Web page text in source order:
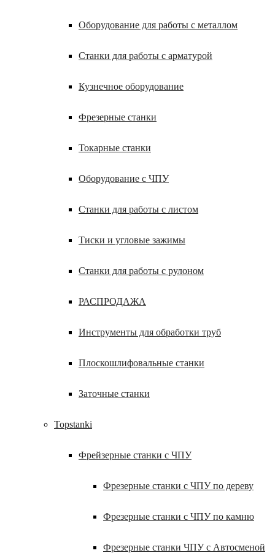
Оборудование для работы с металлом
Станки для работы с арматурой
Кузнечное оборудование
Фрезерные станки
Токарные станки
Оборудование с ЧПУ
Станки для работы с листом
Тиски и угловые зажимы
Станки для работы с рулоном
РАСПРОДАЖА
Инструменты для обработки труб
Плоскошлифовальные станки
Заточные станки
Topstanki
Фрейзерные станки с ЧПУ
Фрезерные станки с ЧПУ по дереву
Фрезерные станки с ЧПУ по камню
Фрезерные станки ЧПУ с Автосменой